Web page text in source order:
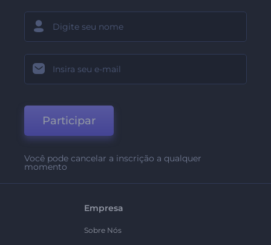
Participar
Você pode cancelar a inscrição a qualquer
momento
Empresa
Sobre Nós